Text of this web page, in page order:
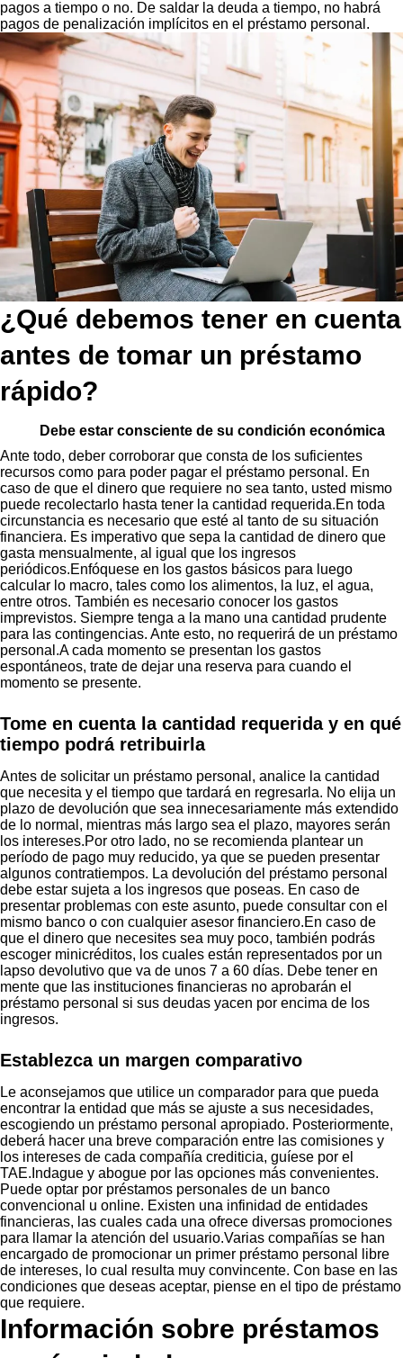
pagos a tiempo o no. De saldar la deuda a tiempo, no habrá
pagos de penalización implícitos en el préstamo personal.
¿Qué debemos tener en cuenta
antes de tomar un préstamo
rápido?
Debe estar consciente de su condición económica
Ante todo, deber corroborar que consta de los suficientes
recursos como para poder pagar el préstamo personal. En
caso de que el dinero que requiere no sea tanto, usted mismo
puede recolectarlo hasta tener la cantidad requerida.En toda
circunstancia es necesario que esté al tanto de su situación
financiera. Es imperativo que sepa la cantidad de dinero que
gasta mensualmente, al igual que los ingresos
periódicos.Enfóquese en los gastos básicos para luego
calcular lo macro, tales como los alimentos, la luz, el agua,
entre otros. También es necesario conocer los gastos
imprevistos. Siempre tenga a la mano una cantidad prudente
para las contingencias. Ante esto, no requerirá de un préstamo
personal.A cada momento se presentan los gastos
espontáneos, trate de dejar una reserva para cuando el
momento se presente.
Tome en cuenta la cantidad requerida y en qué
tiempo podrá retribuirla
Antes de solicitar un préstamo personal, analice la cantidad
que necesita y el tiempo que tardará en regresarla. No elija un
plazo de devolución que sea innecesariamente más extendido
de lo normal, mientras más largo sea el plazo, mayores serán
los intereses.Por otro lado, no se recomienda plantear un
período de pago muy reducido, ya que se pueden presentar
algunos contratiempos. La devolución del préstamo personal
debe estar sujeta a los ingresos que poseas. En caso de
presentar problemas con este asunto, puede consultar con el
mismo banco o con cualquier asesor financiero.En caso de
que el dinero que necesites sea muy poco, también podrás
escoger minicréditos, los cuales están representados por un
lapso devolutivo que va de unos 7 a 60 días. Debe tener en
mente que las instituciones financieras no aprobarán el
préstamo personal si sus deudas yacen por encima de los
ingresos.
Establezca un margen comparativo
Le aconsejamos que utilice un comparador para que pueda
encontrar la entidad que más se ajuste a sus necesidades,
escogiendo un préstamo personal apropiado. Posteriormente,
deberá hacer una breve comparación entre las comisiones y
los intereses de cada compañía crediticia, guíese por el
TAE.Indague y abogue por las opciones más convenientes.
Puede optar por préstamos personales de un banco
convencional u online. Existen una infinidad de entidades
financieras, las cuales cada una ofrece diversas promociones
para llamar la atención del usuario.Varias compañías se han
encargado de promocionar un primer préstamo personal libre
de intereses, lo cual resulta muy convincente. Con base en las
condiciones que deseas aceptar, piense en el tipo de préstamo
que requiere.
Información sobre préstamos